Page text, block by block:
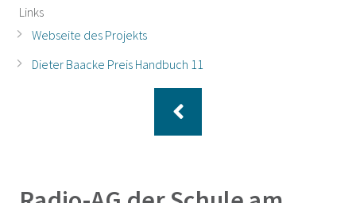
Links
Webseite des Projekts
Dieter Baacke Preis Handbuch 11